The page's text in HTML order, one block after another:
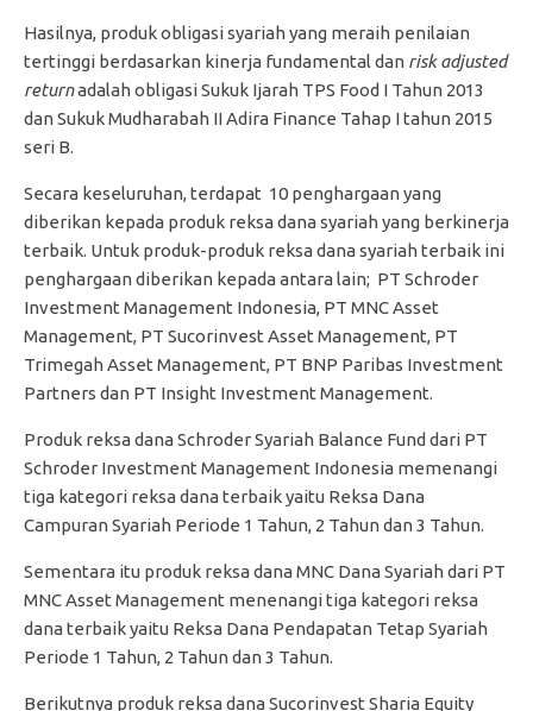
Hasilnya, produk obligasi syariah yang meraih penilaian
tertinggi berdasarkan kinerja fundamental dan risk adjusted
returnadalah obligasi Sukuk Ijarah TPS Food I Tahun 2013
dan Sukuk Mudharabah II Adira Finance Tahap I tahun 2015
seri B.
Secara keseluruhan, terdapat 10 penghargaan yang
diberikan kepada produk reksa dana syariah yang berkinerja
terbaik. Untuk produk-produk reksa dana syariah terbaik ini
penghargaan diberikan kepada antara lain; PT Schroder
Investment Management Indonesia, PT MNC Asset
Management, PT Sucorinvest Asset Management, PT
Trimegah Asset Management, PT BNP Paribas Investment
Partners dan PT Insight Investment Management.
Produk reksa dana Schroder Syariah Balance Fund dari PT
Schroder Investment Management Indonesia memenangi
tiga kategori reksa dana terbaik yaitu Reksa Dana
Campuran Syariah Periode 1 Tahun, 2 Tahun dan 3 Tahun.
Sementara itu produk reksa dana MNC Dana Syariah dari PT
MNC Asset Management menenangi tiga kategori reksa
dana terbaik yaitu Reksa Dana Pendapatan Tetap Syariah
Periode 1 Tahun, 2 Tahun dan 3 Tahun.
Berikutnya produk reksa dana Sucorinvest Sharia Equity